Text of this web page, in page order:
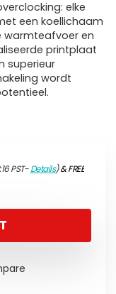
elke
een koellichaam
warmteafvoer en
printplaat
superieur
wordt
PST-Details)&FREE